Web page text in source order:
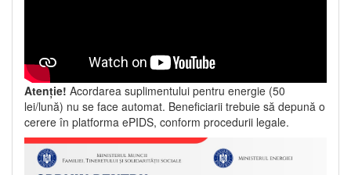
Atenție! Acordarea suplimentului pentru energie (50
lei/lună) nu se face automat. Beneficiarii trebuie să depună o
cerere în platforma ePIDS, conform procedurii legale.